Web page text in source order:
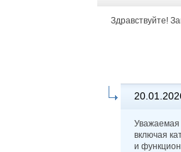
Здравствуйте!
Уважаемая
включая
и